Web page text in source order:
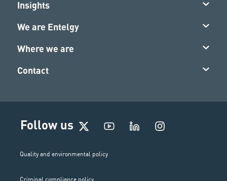
Insights
We are Entelgy
Where we are
Contact
Follow us
I
n
Quality and environmental policy
Criminal compliance policy